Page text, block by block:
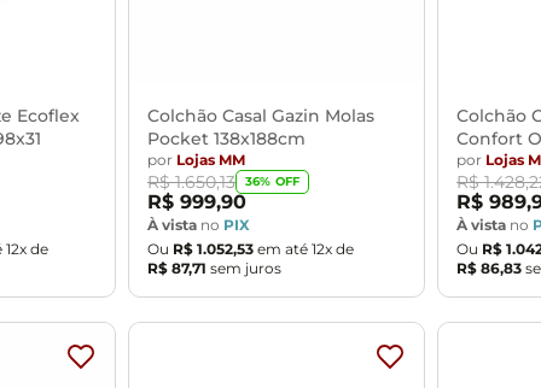
Ecoflex
12x de
Colchão Casal Gazin Molas
Pocket 138x188cm
por Lojas MM
R$ 1.650,13 36% OFF
R$ 999,90
À vista no PIX
Ou R$ 1.052,53 em até 12x de
R$ 87,71 sem juros
Colchão
Confort
por Lojas
R$ 1.428,
R$ 989,
À vista no
Ou R$ 1.
R$ 86,83